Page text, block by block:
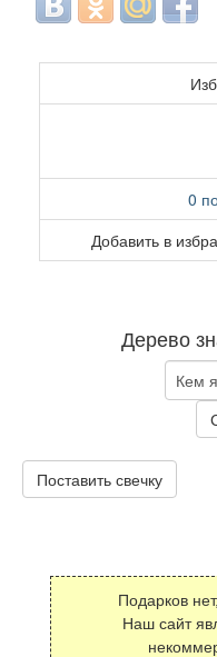
0
Добавить в
Дерево
Поставить свечку
Подарков
Наш сайт